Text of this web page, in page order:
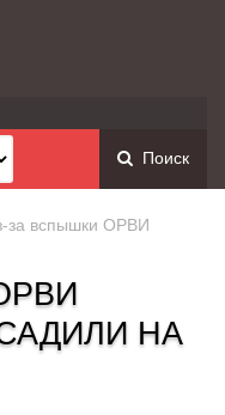
Поиск
за вспышки ОРВИ
НА